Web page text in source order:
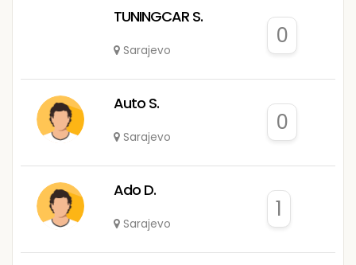
TUNINGCAR S.
Sarajevo
0
Auto S.
Sarajevo
0
Ado D.
Sarajevo
1